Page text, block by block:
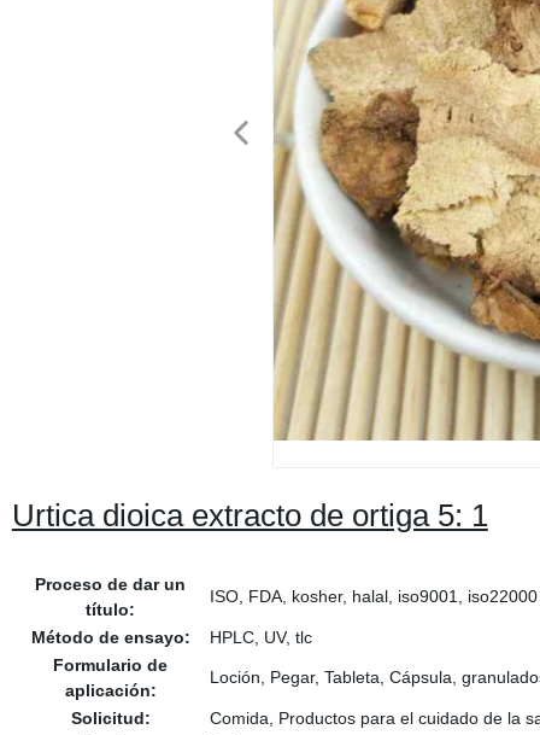
Urtica dioica extracto de ortiga 5: 1
Proceso de dar un
título:
ISO, FDA, kosher, halal, iso9001, iso22000
Método de ensayo:
HPLC, UV, tlc
Formulario de
aplicación:
Loción, Pegar, Tableta, Cápsula,
Solicitud:
Comida, Productos para el cuidado de la